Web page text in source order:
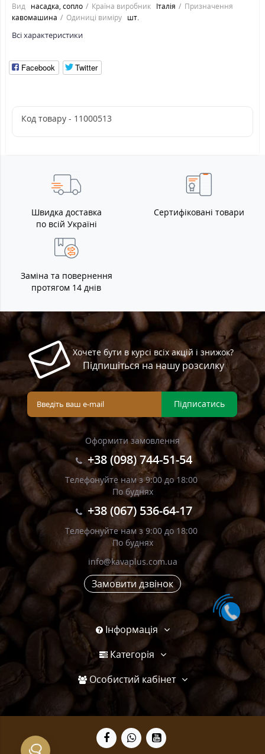
Вид насадка, сопло Країна виробник Італія
Призначення
кавомашина
Одиниці виміру шт.
Всі характеристики
Facebook Twitter
Код товару - 11000513
Швидка доставка
по всій Україні
Сертифіковані товари
Заміна та повернення
протягом 14 днів
Хочете бути в курсі всіх акцій і знижок?
Підпишіться на нашу розсилку
Підписатись
Оформити замовлення
+38 (098) 744-51-54
Телефонуйте нам з 9:00 до 18:00
По буднях
+38 (067) 536-64-17
Телефонуйте нам з 9:00 до 18:00
По буднях
info@kavaplus.com.ua
Замовити дзвінок
Інформація
Категорія
Особистий кабінет